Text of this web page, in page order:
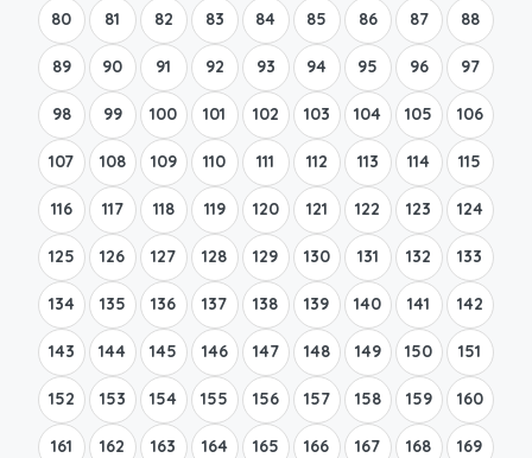
80 81 82 83 84 85 86 87 88
89 90 91 92 93 94 95 96 97
98 99 100 101 102 103 104 105 106
107 108 109 110 111 112 113 114 115
116 117 118 119 120 121 122 123 124
125 126 127 128 129 130 131 132 133
134 135 136 137 138 139 140 141 142
143 144 145 146 147 148 149 150 151
152 153 154 155 156 157 158 159 160
161 162 163 164 165 166 167 168 169